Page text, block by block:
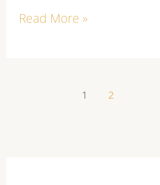
Read More »
1 2